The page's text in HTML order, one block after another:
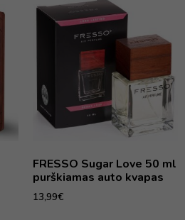
FRESSO Sugar Love 50 ml
purškiamas auto kvapas
13,99€